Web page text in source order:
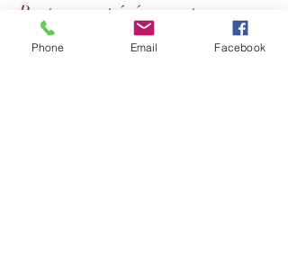
Partager cet événement
Phone Email Facebook